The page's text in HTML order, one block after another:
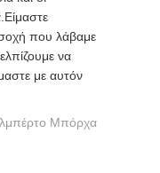
που λάβαμε
να
με αυτόν
Μπόρχα